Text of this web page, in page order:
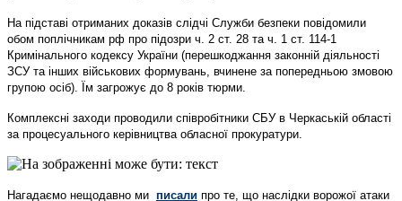
На підставі отриманих доказів слідчі Служби безпеки повідомили
обом поплічникам рф про підозри ч. 2 ст. 28 та ч. 1 ст. 114-1
Кримінального кодексу України (перешкоджання законній діяльності
ЗСУ та інших військових формувань, вчинене за попередньою змовою
групою осіб).
Їм загрожує до 8 років тюрми.
Комплексні заходи проводили співробітники СБУ в Черкаській області
за процесуального керівництва обласної прокуратури.
Нагадаємо нещодавно ми писали про те, що наслідки ворожої атаки